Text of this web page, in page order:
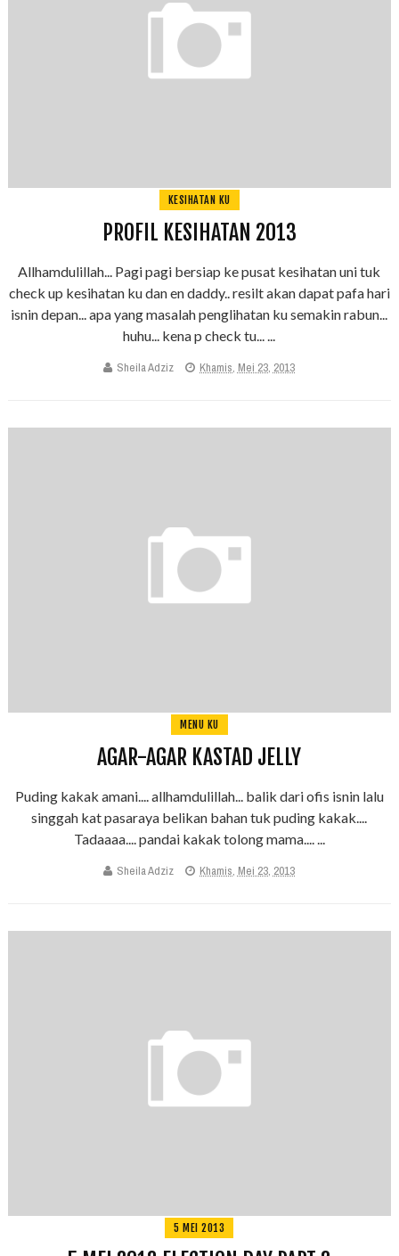
KESIHATAN KU
PROFIL KESIHATAN 2013
Allhamdulillah... Pagi pagi bersiap ke pusat kesihatan uni tuk
check up kesihatan ku dan en daddy.. resilt akan dapat pafa hari
isnin depan... apa yang masalah penglihatan ku semakin rabun...
huhu... kena p check tu... ...
Sheila Adziz Khamis, Mei 23, 2013
MENU KU
AGAR-AGAR KASTAD JELLY
Puding kakak amani.... allhamdulillah... balik dari ofis isnin lalu
singgah kat pasaraya belikan bahan tuk puding kakak....
Tadaaaa.... pandai kakak tolong mama.... ...
Sheila Adziz Khamis, Mei 23, 2013
5 MEI 2013